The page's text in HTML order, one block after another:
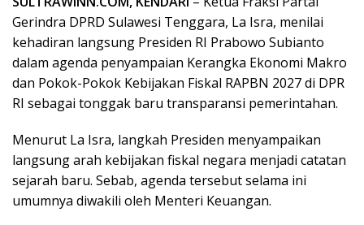
Gerindra DPRD Sulawesi Tenggara, La Isra, menilai
kehadiran langsung Presiden RI Prabowo Subianto
dalam agenda penyampaian Kerangka Ekonomi Makro
dan Pokok-Pokok Kebijakan Fiskal RAPBN 2027 di DPR
RI sebagai tonggak baru transparansi pemerintahan.
Menurut La Isra, langkah Presiden menyampaikan
langsung arah kebijakan fiskal negara menjadi catatan
sejarah baru. Sebab, agenda tersebut selama ini
umumnya diwakili oleh Menteri Keuangan.